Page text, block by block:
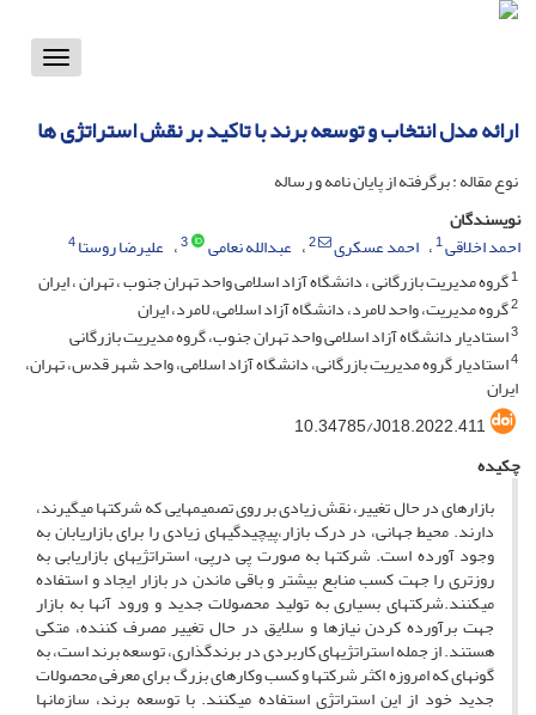
Toggle
ارائه مدل انتخاب و توسعه برند با تاکید بر نقش استراتژی ها
نوع مقاله : برگرفته از پایان نامه و رساله
نویسندگان
احمد اخلاقی1 احمد عسکری 2 عبدالله نعامی 3 علیرضا روستا4
1گروه مدیریت بازرگانی ، دانشگاه آزاد اسلامی واحد تهران جنوب ، تهران ، ایران
2گروه مدیریت، واحد لامرد، دانشگاه آزاد اسلامی، لامرد، ایران
3استادیار دانشگاه آزاد اسلامی واحد تهران جنوب، گروه مدیریت بازرگانی
4استادیار گروه مدیریت بازرگانی، دانشگاه آزاد اسلامی، واحد شهر قدس، تهران،
ایران
10.34785/J018.2022.411
چکیده
بازارهای در حال تغییر، نقش زیادی بر روی تصمیمهایی که شرکتها میگیرند،
دارند. محیط جهانی، در درک بازار،پیچیدگیهای زیادی را برای بازاریابان به
وجود آورده است. شرکتها به صورت پی درپی، استراتژیهای بازاریابی به
روزتری را جهت کسب منابع بیشتر و باقی ماندن در بازار ایجاد و استفاده
میکنند.شرکتهای بسیاری به تولید محصولات جدید و ورود آنها به بازار
جهت برآورده کردن نیازها و سلایق در حال تغییر مصرف کننده، متکی
هستند. از جمله استراتژیهای کاربردی در برندگذاری، توسعه برند است، به
گونهای که امروزه اکثر شرکتها و کسب وکارهای بزرگ برای معرفی محصولات
جدید خود از این استراتژی استفاده میکنند. با توسعه برند، سازمانها